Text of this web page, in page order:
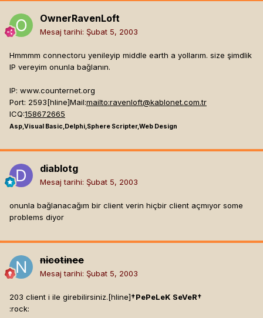
OwnerRavenLoft
Mesaj tarihi: Şubat 5, 2003
Hmmmm connectoru yenileyip middle earth a yollarım. size şimdlik
IP vereyim onunla bağlanın.
IP: www.counternet.org
Port: 2593[hline]Mail:mailto:ravenloft@kablonet.com.tr
ICQ:158672665
Asp,Visual Basic,Delphi,Sphere Scripter,Web Design
diablotg
Mesaj tarihi: Şubat 5, 2003
onunla bağlanacağım bir client verin hiçbir client açmıyor some
problems diyor
nicotinee
Mesaj tarihi: Şubat 5, 2003
203 client i ile girebilirsiniz.[hline]†PePeLeK SeVeR†
:rock: